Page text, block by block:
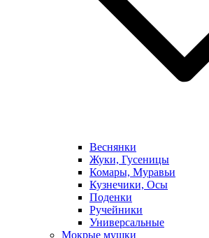
Веснянки
Жуки, Гусеницы
Комары, Муравьи
Кузнечики, Осы
Поденки
Ручейники
Универсальные
Мокрые мушки